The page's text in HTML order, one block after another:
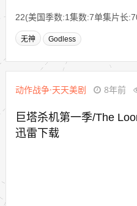
22(美国季数:1集数:7单集片长
无神 Godless
动作战争·天天美剧 8年前
巨塔杀机第一季/The
迅雷下载